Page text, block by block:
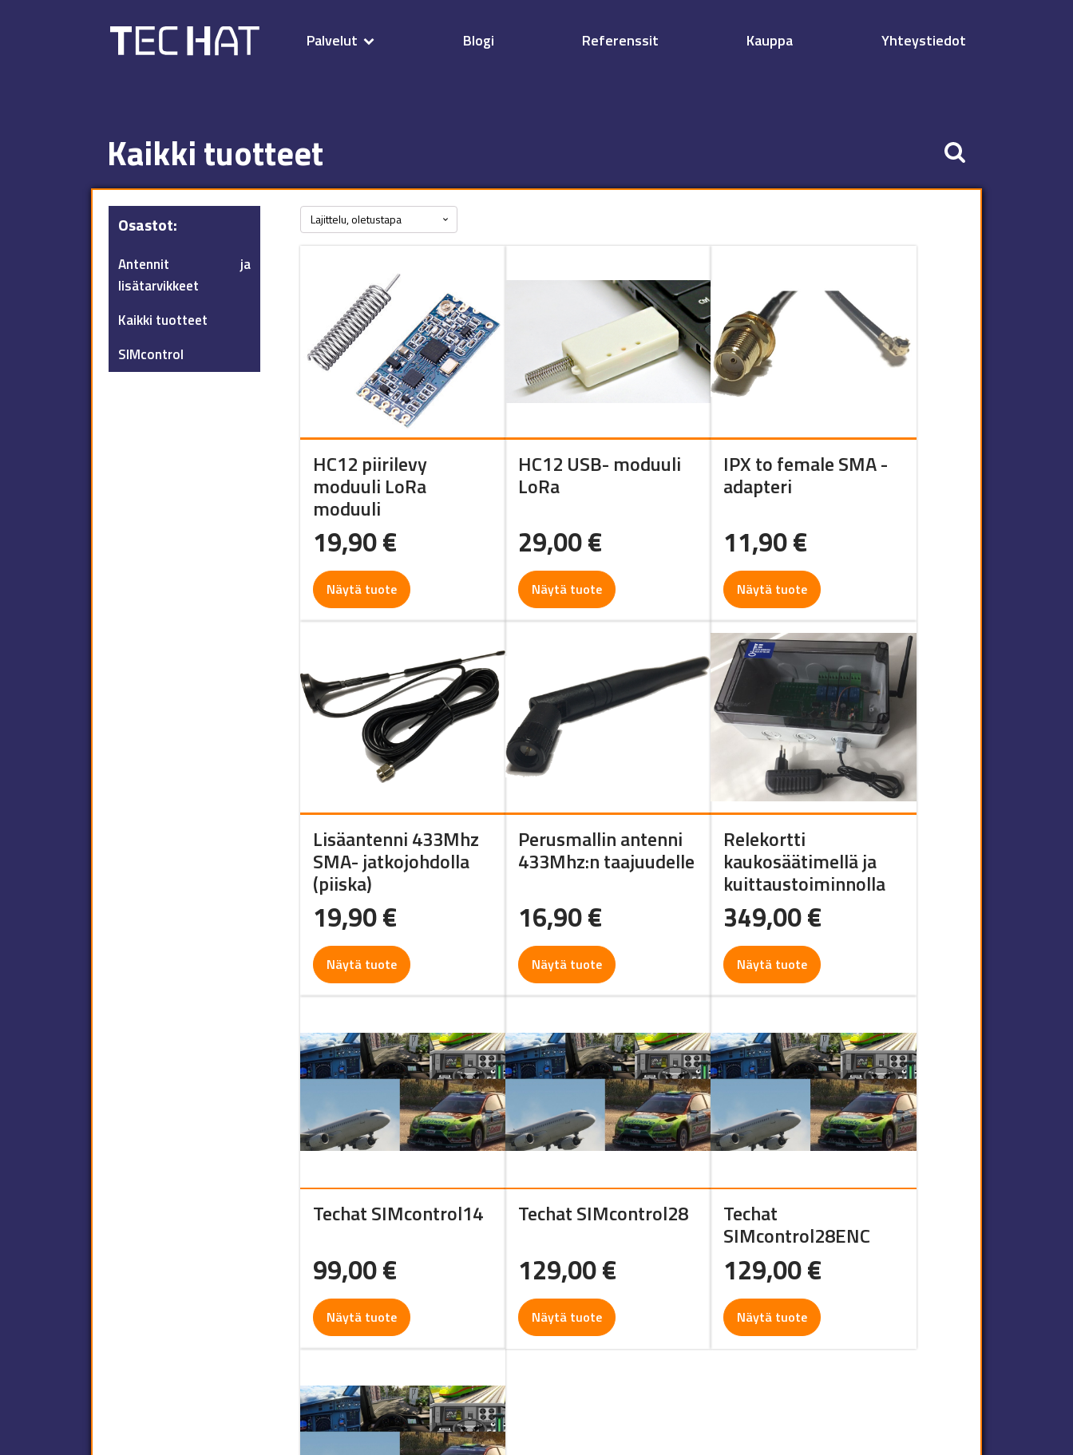
Palvelut Blogi Referenssit Kauppa Yhteystiedot
Kaikki tuotteet
Osastot:
Antennit ja
lisätarvikkeet
Kaikki tuotteet
SIMcontrol
HC12 piirilevy
moduuli LoRa
moduuli
19,90€
Näytä tuote
HC12 USB- moduuli
LoRa
29,00€
Näytä tuote
IPX to female SMA -
adapteri
11,90€
Näytä tuote
Lisäantenni 433Mhz
SMA- jatkojohdolla
(piiska)
19,90€
Näytä tuote
Perusmallin antenni
433Mhz:n taajuudelle
16,90€
Näytä tuote
Relekortti
kaukosäätimellä ja
kuittaustoiminnolla
349,00€
Näytä tuote
Techat SIMcontrol14
99,00€
Näytä tuote
Techat SIMcontrol28
129,00€
Näytä tuote
Techat
SIMcontrol28ENC
129,00€
Näytä tuote